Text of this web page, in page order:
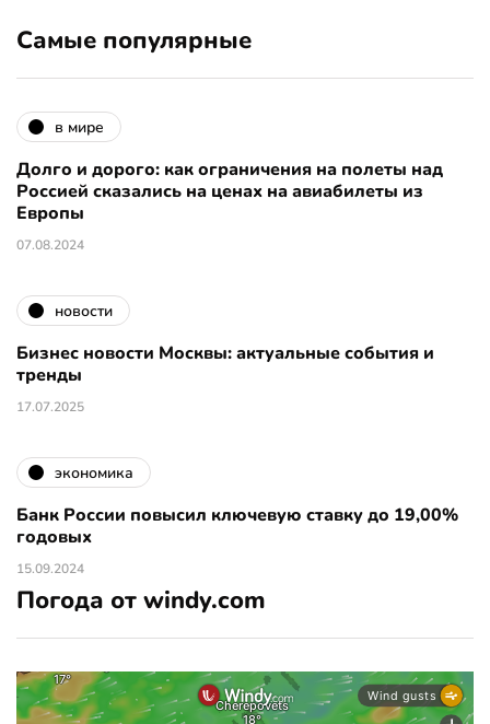
Самые популярные
в мире
Долго и дорого: как ограничения на полеты над
Россией сказались на ценах на авиабилеты из
Европы
07.08.2024
новости
Бизнес новости Москвы: актуальные события и
тренды
17.07.2025
экономика
Банк России повысил ключевую ставку до 19,00%
годовых
15.09.2024
Погода от windy.com